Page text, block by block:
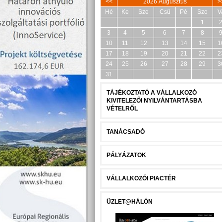
<< 2026 Augusztus
Hé
Ke Sze Csü Pé Szo
1
2
3
4 5 6 7 8
9
10
11 12 13 14 15
17
18 19 20 21 22
24
25 26 27 28 29
31
TÁJÉKOZTATÓ A VÁLLALKOZÓ
KIVITELEZŐI NYILVÁNTARTÁSBA
VÉTELRŐL
TANÁCSADÓ
PÁLYÁZATOK
VÁLLALKOZÓI PIACTÉR
ÜZLET@HÁLÓN